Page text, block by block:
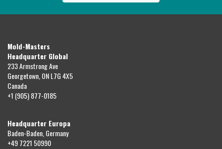
Mold-Masters
Headquarter Global
233 Armstrong Ave
Georgetown, ON L7G 4X5
Canada
+1 (905) 877-0185
Headquarter Europa
Baden-Baden, Germany
+49 7221 50990